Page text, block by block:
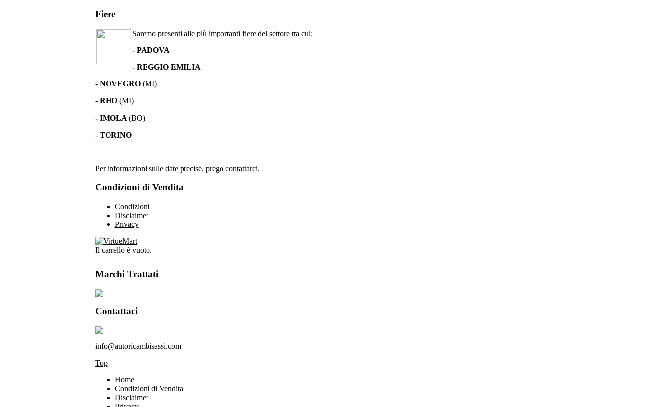
Fiere
Saremo presenti alle più importanti fiere del settore tra cui:
- PADOVA
- REGGIO EMILIA
- NOVEGRO(MI)
-RHO (MI)
- IMOLA (BO)
- TORINO
Per informazioni sulle date precise, prego contattarci.
Condizioni di Vendita
Condizioni
Disclaimer
Privacy
Il carrello è vuoto.
Marchi Trattati
Contattaci
info@autoricambisassi.com
Top
Home
Condizioni di Vendita
Disclaimer